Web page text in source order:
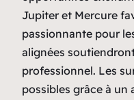
Jupiter et Mercure
passionnante pour
alignées
professionnel. Les
possibles grâce à un